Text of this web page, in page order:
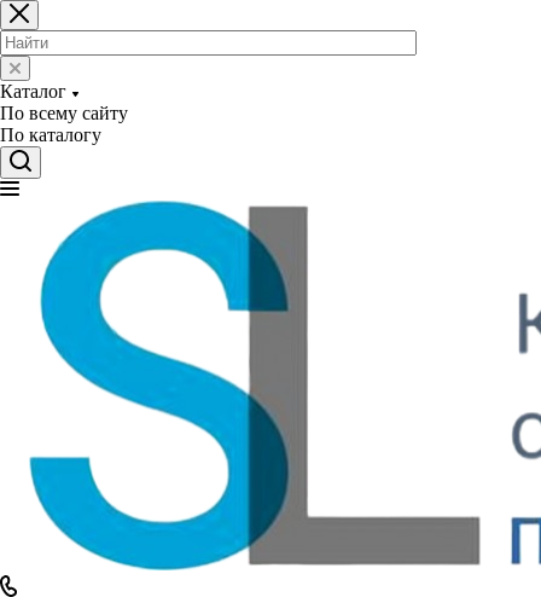
Каталог
По всему сайту
По каталогу